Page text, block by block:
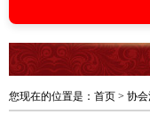
您现在的位置是： 首页 > 协